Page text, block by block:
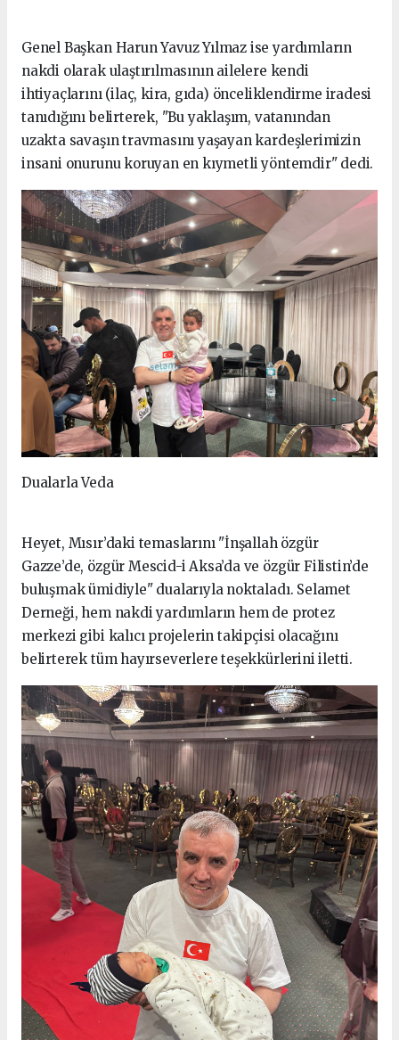
Genel Başkan Harun Yavuz Yılmaz ise yardımların
nakdi olarak ulaştırılmasının ailelere kendi
ihtiyaçlarını (ilaç, kira, gıda) önceliklendirme iradesi
tanıdığını belirterek, "Bu yaklaşım, vatanından
uzakta savaşın travmasını yaşayan kardeşlerimizin
insani onurunu koruyan en kıymetli yöntemdir" dedi.
Dualarla Veda
Heyet, Mısır’daki temaslarını "İnşallah özgür
Gazze’de, özgür Mescid-i Aksa’da ve özgür Filistin’de
buluşmak ümidiyle" dualarıyla noktaladı. Selamet
Derneği, hem nakdi yardımların hem de protez
merkezi gibi kalıcı projelerin takipçisi olacağını
belirterek tüm hayırseverlere teşekkürlerini iletti.